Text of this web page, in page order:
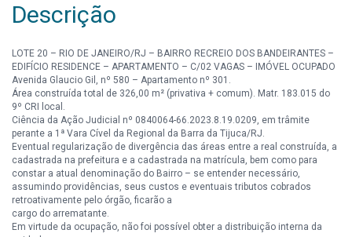
Descrição
LOTE 20 – RIO DE JANEIRO/RJ – BAIRRO RECREIO DOS BANDEIRANTES –
EDIFÍCIO RESIDENCE – APARTAMENTO – C/02 VAGAS – IMÓVEL OCUPADO
Avenida Glaucio Gil, nº 580 – Apartamento nº 301.
Área construída total de 326,00 m² (privativa + comum). Matr. 183.015 do
9º CRI local.
Ciência da Ação Judicial nº 0840064-66.2023.8.19.0209, em trâmite
perante a 1ª Vara Cível da Regional da Barra da Tijuca/RJ.
Eventual regularização de divergência das áreas entre a real construída, a
cadastrada na prefeitura e a cadastrada na matrícula, bem como para
constar a atual denominação do Bairro – se entender necessário,
assumindo providências, seus custos e eventuais tributos cobrados
retroativamente pelo órgão, ficarão a
cargo do arrematante.
Em virtude da ocupação, não foi possível obter a distribuição interna da